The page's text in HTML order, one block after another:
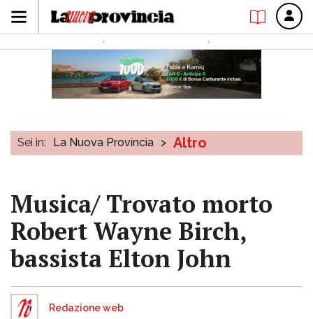
Sei in: La Nuova Provincia > Altro
Musica/ Trovato morto
Robert Wayne Birch,
bassista Elton John
Redazione web